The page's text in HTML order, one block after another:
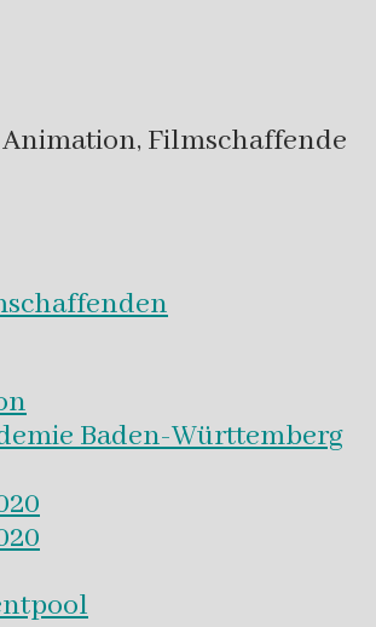
Animation, Filmschaffende
Baden-Württemberg